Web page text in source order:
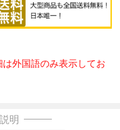
外国語のみ表示してお
明